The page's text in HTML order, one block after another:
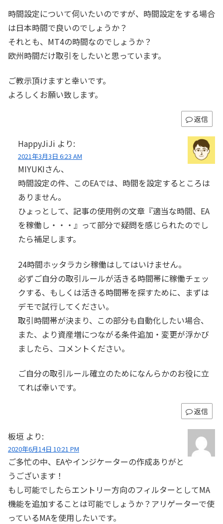
時間設定について伺いたいのですが、時間設定をする場合
は日本時間で良いのでしょうか？
それとも、MT4の時間なのでしょうか？
欧州時間だけ取引をしたいと思っています。
ご教示頂けますと幸いです。
よろしくお願い致します。
返信
HappyJiJi より:
2021年3月3日 6:23 AM
MIYUKIさん、
時間設定の件、このEAでは、時間を設定するところは
ありません。
ひょっとして、記事の使用例の文章『適当な時間、EA
を稼働し・・・』って部分で疑問を感じられたのでし
たら補足します。
24時間ホッタラカシ稼働はしてはいけません。
必ずご自分の取引ルールが活きる時間帯に稼働チェッ
クする、もしくは活きる時間帯を探すために、まずは
デモで試行してください。
取引時間帯が決まり、この部分も自動化したい場合、
また、より資産増につながる条件追加・変更が浮かび
ましたら、コメントください。
ご自分の取引ルール確立のためになんらかのお役に立
てれば幸いです。
返信
板垣 より:
2020年6月14日 10:21 PM
ご多忙の中、EAやインジケーターの作成ありがと
うございます！
もし可能でしたらエントリー方向のフィルターとしてMA
機能を追加することは可能でしょうか？アリゲーターで使
っているMAを使用したいです。